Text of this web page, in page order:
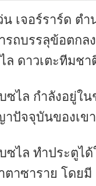
น เจอร์ราร์ด ต
รถบรรลุข้อตก
ล ดาวเตะทีมชา
ซไล กำลังอยู่ใน
ปัจจุบันของเขา
ซไล ทำประตูไ
ตาซาราย โดยมี